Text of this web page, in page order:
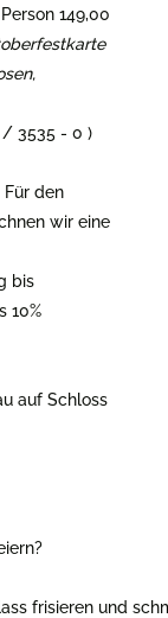
149,00
/ 3535 - 0 )
Für den
wir eine
bis
10%
auf Schloss
frisieren und